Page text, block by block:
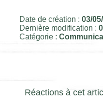
Date de création : 03/
Dernière modification :
Catégorie :
Réactions à cet